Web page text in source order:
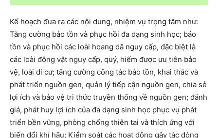
Kế hoạch đưa ra các nội dung, nhiệm vụ trọng tâm như:
Tăng cường bảo tồn và phục hồi đa dạng sinh học; bảo
tồn và phục hồi các loài hoang dã nguy cấp, đặc biệt là
các loài động vật nguy cấp, quý, hiếm được ưu tiên bảo
vệ, loài di cư; tăng cường công tác bảo tồn, khai thác và
phát triển nguồn gen, quản lý tiếp cận nguồn gen, chia sẻ
lợi ích và bảo vệ tri thức truyền thống về nguồn gen; đánh
giá, phát huy lợi ích của đa dạng sinh học phục vụ phát
triển bền vững, phòng chống thiên tai và thích ứng với
biến đổi khí hậu; Kiểm soát các hoạt động gây tác động